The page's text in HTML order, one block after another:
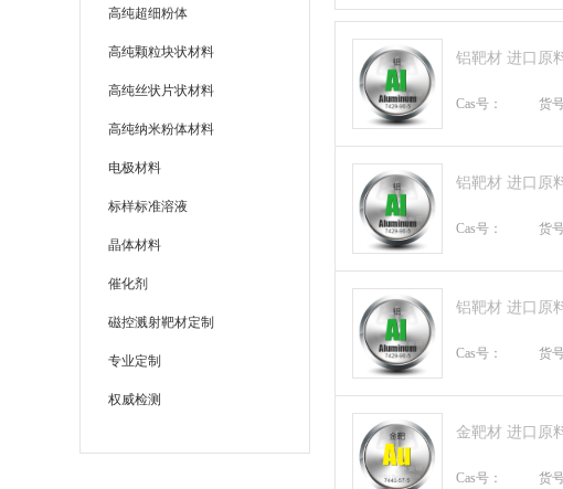
高纯超细粉体
高纯颗粒块状材料
高纯丝状片状材料
高纯纳米粉体材料
电极材料
标样标准溶液
晶体材料
催化剂
磁控溅射靶材定制
专业定制
权威检测
铝靶材 进口原
Cas号： 货
铝靶材 进口原
Cas号： 货
铝靶材 进口原
Cas号： 货
金靶材 进口原
Cas号： 货